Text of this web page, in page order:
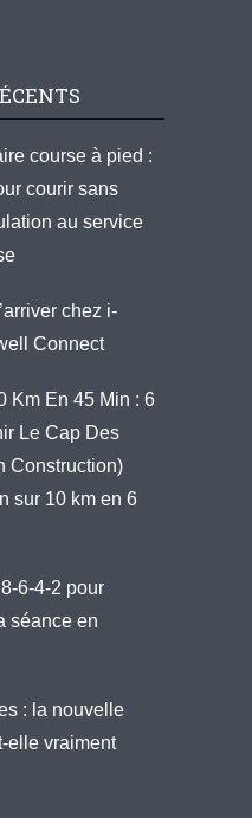
course à pied :
courir sans
au service
chez i-
Connect
Km En 45 Min : 6
Le Cap Des
Construction)
sur 10 km en 6
6-4-2 pour
séance en
: la nouvelle
elle vraiment